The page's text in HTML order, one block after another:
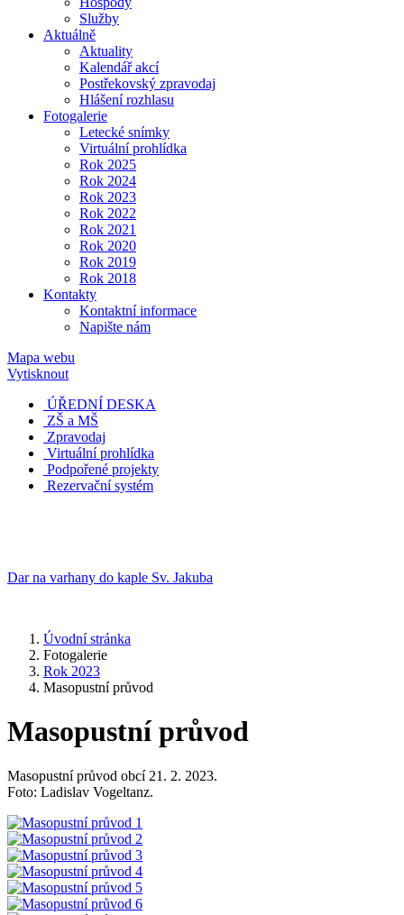
Služby
Aktuálně
Aktuality
Kalendář akcí
Postřekovský zpravodaj
Hlášení rozhlasu
Fotogalerie
Letecké snímky
Virtuální prohlídka
Rok 2025
Rok 2024
Rok 2023
Rok 2022
Rok 2021
Rok 2020
Rok 2019
Rok 2018
Kontakty
Kontaktní informace
Napište nám
Mapa webu
Vytisknout
ÚŘEDNÍ DESKA
ZŠ a MŠ
Zpravodaj
Virtuální prohlídka
Podpořené projekty
Rezervační systém
Dar na varhany do kaple Sv. Jakuba
Úvodní stránka
Fotogalerie
Rok 2023
Masopustní průvod
Masopustní průvod
Masopustní průvod obcí 21. 2. 2023.
Foto: Ladislav Vogeltanz.